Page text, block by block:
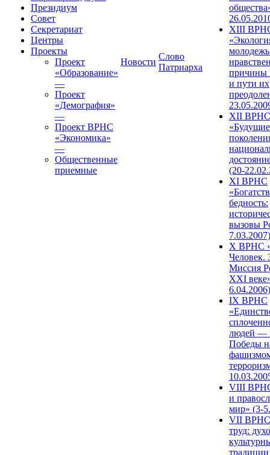
Президиум
Совет
Секретариат
Центры
Проекты
Проект
«Образование»
—
Проект
«Демография»
—
Проект ВРНС
«Экономика»
—
Общественные
приемные
Новости
Слово
Патриарха
XIII
причины
и пути их
XII ВРНС
«Будущие
(20-
XI ВРНС
бедность:
вызовы
7.03.2007)
X ВРНС
Человек.
Миссия
XXI
6.04.2006)
IX ВРНС
людей —
Победы
VIII
и
мир» (3-
VII ВРНС
труд: